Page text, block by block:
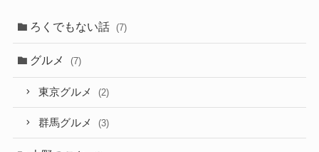
ろくでもない話 (7)
グルメ (7)
東京グルメ (2)
群馬グルメ (3)